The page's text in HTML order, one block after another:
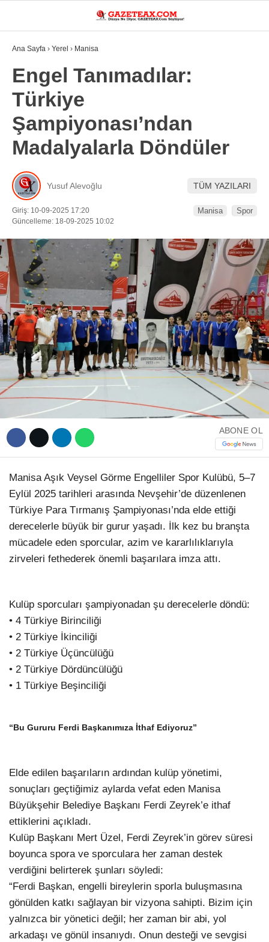
WhatsApp İhbar Hattı
Facebook
Instagram
Youtube
Telegram
24.3
MANISA
DÜNYA
ASAYIŞ
GÜNDEM
SIYASET
EKONOMI
SPOR
YEREL
EĞITIM
Ana Sayfa › Yerel › Manisa
Engel Tanımadılar:
Türkiye
Şampiyonası’ndan
Madalyalarla Döndüler
Yusuf Alevoğlu TÜM YAZILARI
Giriş: 10-09-2025 17:20
Güncelleme: 18-09-2025 10:02
Manisa Spor
ABONE OL
Manisa Aşık Veysel Görme Engelliler Spor Kulübü, 5–7
Eylül 2025 tarihleri arasında Nevşehir’de düzenlenen
Türkiye Para Tırmanış Şampiyonası’nda elde ettiği
derecelerle büyük bir gurur yaşadı. İlk kez bu branşta
mücadele eden sporcular, azim ve kararlılıklarıyla
zirveleri fethederek önemli başarılara imza attı.
Kulüp sporcuları şampiyonadan şu derecelerle döndü:
• 4 Türkiye Birinciliği
• 2 Türkiye İkinciliği
• 2 Türkiye Üçüncülüğü
• 2 Türkiye Dördüncülüğü
• 1 Türkiye Beşinciliği
“Bu Gururu Ferdi Başkanımıza İthaf Ediyoruz”
Elde edilen başarıların ardından kulüp yönetimi,
sonuçları geçtiğimiz aylarda vefat eden Manisa
Büyükşehir Belediye Başkanı Ferdi Zeyrek’e ithaf
ettiklerini açıkladı.
Kulüp Başkanı Mert Üzel, Ferdi Zeyrek’in görev süresi
boyunca spora ve sporculara her zaman destek
verdiğini belirterek şunları söyledi:
“Ferdi Başkan, engelli bireylerin sporla buluşmasına
gönülden katkı sağlayan bir vizyona sahipti. Bizim için
yalnızca bir yönetici değil; her zaman bir abi, yol
arkadaşı ve gönül insanıydı. Onun desteği ve sevgisi